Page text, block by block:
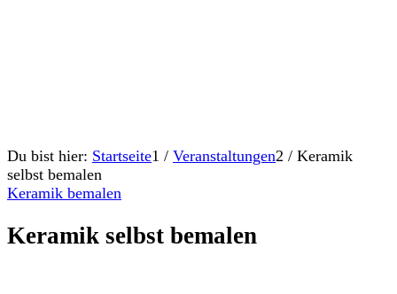
Du bist hier: Startseite1 / Veranstaltungen2 / Keramik
selbst bemalen
Keramik bemalen
Keramik selbst bemalen